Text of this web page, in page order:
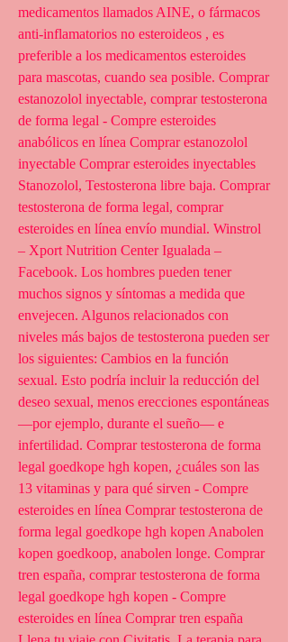
medicamentos llamados AINE, o fármacos
anti-inflamatorios no esteroideos , es
preferible a los medicamentos esteroides
para mascotas, cuando sea posible. Comprar
estanozolol inyectable, comprar testosterona
de forma legal - Compre esteroides
anabólicos en línea Comprar estanozolol
inyectable Comprar esteroides inyectables
Stanozolol, Testosterona libre baja. Comprar
testosterona de forma legal, comprar
esteroides en línea envío mundial. Winstrol
– Xport Nutrition Center Igualada –
Facebook. Los hombres pueden tener
muchos signos y síntomas a medida que
envejecen. Algunos relacionados con
niveles más bajos de testosterona pueden ser
los siguientes: Cambios en la función
sexual. Esto podría incluir la reducción del
deseo sexual, menos erecciones espontáneas
—por ejemplo, durante el sueño— e
infertilidad. Comprar testosterona de forma
legal goedkope hgh kopen, ¿cuáles son las
13 vitaminas y para qué sirven - Compre
esteroides en línea Comprar testosterona de
forma legal goedkope hgh kopen Anabolen
kopen goedkoop, anabolen longe. Comprar
tren españa, comprar testosterona de forma
legal goedkope hgh kopen - Compre
esteroides en línea Comprar tren españa